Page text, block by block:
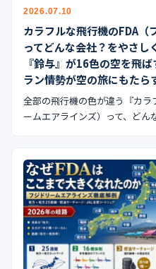
公式ブログ
会社案内
🇺🇸
2026.07.10
カラフルな飛行機のFDA（
ってどんな会社？をやさ
『鈴与』が16色の空を飛
ラン情勢が空の旅にもたら
全部の飛行機の色が違う『カラ
ームエアラインズ）って、どん